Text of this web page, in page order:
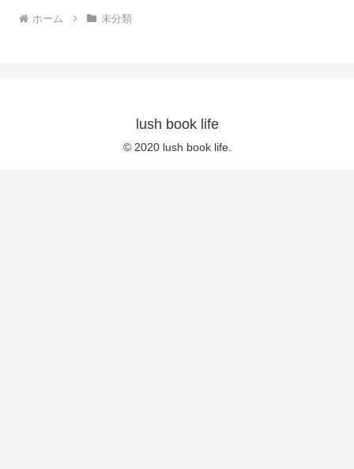
ホーム 未分類
lush book life
© 2020 lush book life.